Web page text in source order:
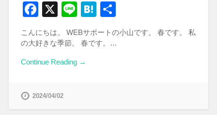
Facebook
X LineHatena
有
こんにちは。 WEBサポートの小山です。 春です。 私
の大好きな季節。 春です。…
Continue Reading →
2024/04/02